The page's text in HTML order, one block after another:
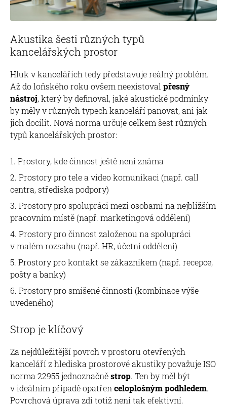
Akustika šesti různých typů
kancelářských prostor
Hluk v kancelářích tedy představuje reálný problém.
Až do loňského roku ovšem neexistoval přesný
nástroj, který by definoval, jaké akustické podmínky
by měly v různých typech kanceláří panovat, ani jak
jich docílit. Nová norma určuje celkem šest různých
typů kancelářských prostor:
Prostory, kde činnost ještě není známa
Prostory pro tele a video komunikaci (např. call
centra, střediska podpory)
Prostory pro spolupráci mezi osobami na nejbližším
pracovním místě (např. marketingová oddělení)
Prostory pro činnost založenou na spolupráci
v malém rozsahu (např. HR, účetní oddělení)
Prostory pro kontakt se zákazníkem (např. recepce,
pošty a banky)
Prostory pro smíšené činnosti (kombinace výše
uvedeného)
Strop je klíčový
Za nejdůležitější povrch v prostoru otevřených
kanceláří z hlediska prostorové akustiky považuje ISO
norma 22955 jednoznačněstrop. Ten by měl být
v ideálním případě opatřen celoplošným podhledem.
Povrchová úprava zdí totiž není tak efektivní.